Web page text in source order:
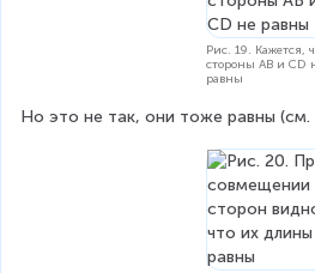
Рис. 19. Кажется,
стороны AB и CD
равны
Но это не так, они тоже равны (см.